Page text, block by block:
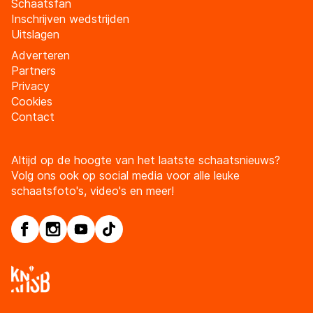
Schaatsfan
Inschrijven wedstrijden
Uitslagen
Adverteren
Partners
Privacy
Cookies
Contact
Altijd op de hoogte van het laatste schaatsnieuws?
Volg ons ook op social media voor alle leuke
schaatsfoto's, video's en meer!